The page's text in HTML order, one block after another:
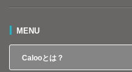
MENU
Calooとは？